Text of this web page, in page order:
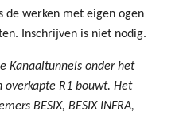
de werken met eigen ogen
Inschrijven is niet nodig.
Kanaaltunnels onder het
R1 bouwt. Het
BESIX, BESIX INFRA,